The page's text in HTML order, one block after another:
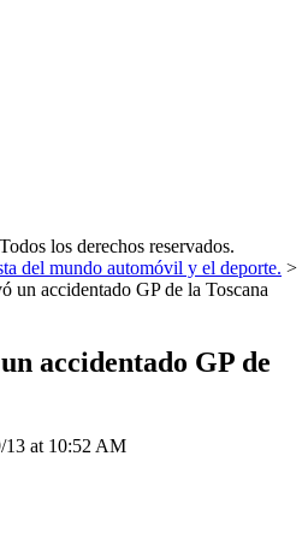
los derechos reservados.
del mundo automóvil y el deporte. >
un accidentado GP de la Toscana
accidentado GP de
13 at 10:52 AM